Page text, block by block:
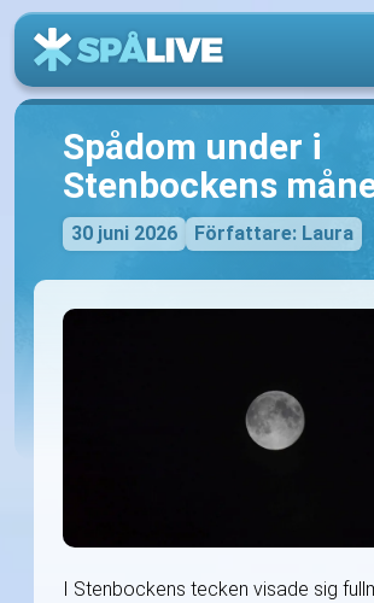
Spådom under i
Stenbockens
30 juni 2026 Författare: Laura
I Stenbockens tecken visade sig